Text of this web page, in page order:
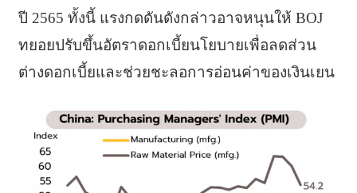
ปี 2565 ทั้งนี้ แรงกดดันดังกล่าวอาจหนุนให้ BOJ
ทยอยปรับขึ้นอัตราดอกเบี้ยนโยบายเพื่อลดส่วน
ต่างดอกเบี้ยและช่วยชะลอการอ่อนค่าของเงินเยน